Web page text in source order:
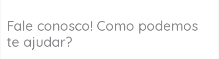
Fale conosco! Como podemos
te ajudar?